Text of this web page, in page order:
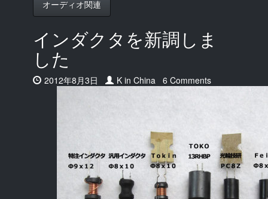
オーディオ関連
インダクタを新調しま
した
Date:
2012年8月3日 Author:
K in China 6 Comments